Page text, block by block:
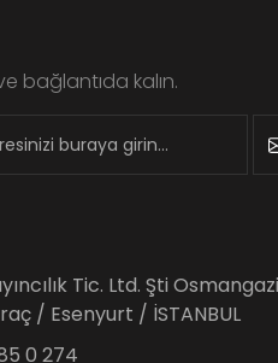
bağlantıda kalın.
Tic. Ltd. Şti
/ Esenyurt / İSTANBUL
0 274